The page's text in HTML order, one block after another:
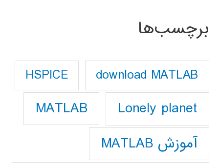
برچسب‌ها
download MATLAB
HSPICE
Lonely planet
MATLAB
آموزش MATLAB